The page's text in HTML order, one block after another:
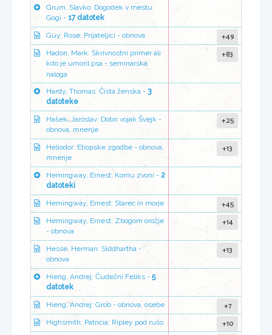
Grum, Slavko: Dogodek v mestu
Gogi - 17 datotek
Guy, Rose: Prijateljici - obnova +49
Hadon, Mark: Skrivnostni primer ali
kdo je umoril psa - seminarska
naloga
+83
Hardy, Thomas: Čista ženska - 3
datoteke
Hašek, Jaroslav: Dobri vojak Švejk -
obnova, mnenje
+25
Heliodor: Etiopske zgodbe - obnova,
mnenje
+13
Hemingway, Ernest: Komu zvoni - 2
datoteki
Hemingway, Ernest: Starec in morje +45
Hemingway, Ernest: Zbogom orožje
- obnova
+14
Hesse, Herman: Siddhartha -
obnova
+13
Hieng, Andrej: Čudežni Feliks - 5
datotek
Hieng, Andrej: Grob - obnova, osebe +7
Highsmith, Patricia: Ripley pod rušo +10